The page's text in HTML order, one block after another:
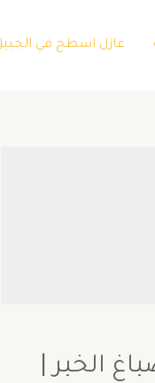
عازل اسطح في
الخبر |